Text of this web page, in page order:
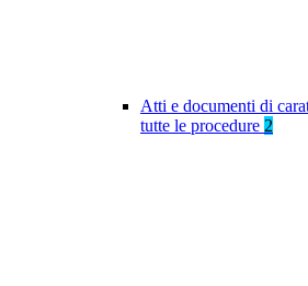
Atti e documenti di
tutte le procedure 2